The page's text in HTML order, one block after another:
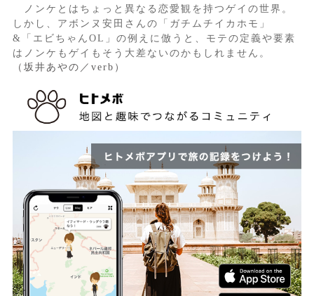
ノンケとはちょっと異なる恋愛観を持つゲイの世界。
しかし、アボンヌ安田さんの「ガチムチイカホモ」
&「エビちゃんOL」の例えに倣うと、モテの定義や要素
はノンケもゲイもそう大差ないのかもしれません。
（坂井あやの／verb）